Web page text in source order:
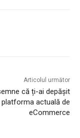
Articolul următor
că ți-ai depășit
platforma actuală de
eCommerce